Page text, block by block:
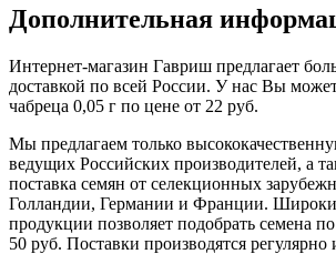
Дополнительная
Интернет-магазин Гавриш предлагает
доставкой по всей России. У нас Вы
чабреца 0,05 г по цене от 22 руб.
Мы предлагаем только
ведущих Российских производителей, а
поставка семян от селекционных
Голландии, Германии и Франции.
продукции позволяет подобрать семена
50 руб. Поставки производятся регулярно